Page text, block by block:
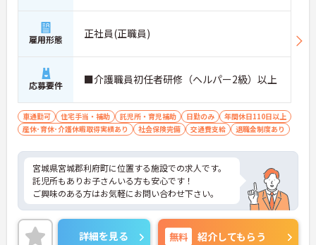
雇用形態 正社員(正職員)
応募要件 ■介護職員初任者研修（ヘルパー2級）以上
車通勤可 住宅手当・補助 託児所・育児補助 日勤のみ
年間休日110日以上
産休･育休･介護休暇取得実績あり
社会保険完備 交通費支給 退職金制度あり
宮城県宮城郡利府町に位置する施設での求人です。
託児所もありお子さんいる方も安心です！
ご興味のある方はお気軽にお問い合わせ下さい。
詳細を見る 無料 紹介してもらう